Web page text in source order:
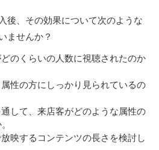
後、その効果について次のような
ませんか？
のくらいの人数に視聴されたのか
性の方にしっかり見られているの
して、来店客がどのような属性の
映するコンテンツの長さを検討し